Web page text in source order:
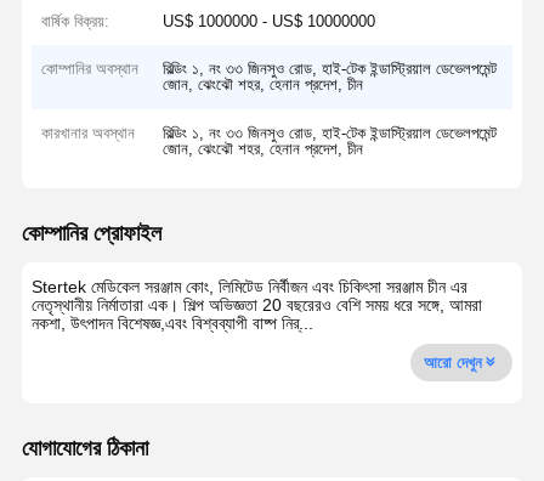
বার্ষিক বিক্রয়: US$ 1000000 - US$ 10000000
কোম্পানির অবস্থান
বিল্ডিং ১, নং ৩৩ জিনসুও রোড, হাই-টেক ইন্ডাস্ট্রিয়াল ডেভেলপমেন্ট
জোন, ঝেংঝৌ শহর, হেনান প্রদেশ, চীন
কারখানার অবস্থান
বিল্ডিং ১, নং ৩৩ জিনসুও রোড, হাই-টেক ইন্ডাস্ট্রিয়াল ডেভেলপমেন্ট
জোন, ঝেংঝৌ শহর, হেনান প্রদেশ, চীন
কোম্পানির প্রোফাইল
Stertek মেডিকেল সরঞ্জাম কোং, লিমিটেড নির্বীজন এবং চিকিৎসা সরঞ্জাম চীন এর
নেতৃস্থানীয় নির্মাতারা এক। শিল্প অভিজ্ঞতা 20 বছরেরও বেশি সময় ধরে সঙ্গে, আমরা
নকশা, উৎপাদন বিশেষজ্ঞ,এবং বিশ্বব্যাপী বাষ্প নির্...
আরো দেখুন
যোগাযোগের ঠিকানা